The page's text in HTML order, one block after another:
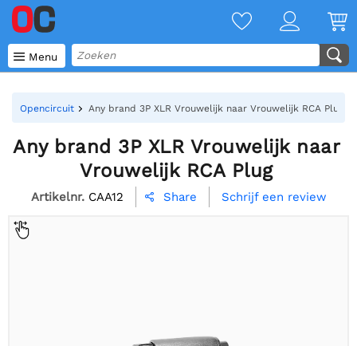
 Menu
Opencircuit Any brand 3P XLR Vrouwelijk naar Vrouwelijk RCA Plug
Any brand 3P XLR Vrouwelijk naar
Vrouwelijk RCA Plug
Artikelnr. CAA12  Share Schrijf een review